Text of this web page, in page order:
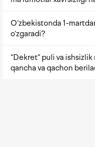
O‘zbekistonda 1-
o‘zgaradi?
“Dekret” puli va
qancha va qachon